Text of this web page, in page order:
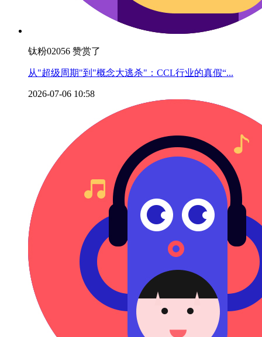
钛粉02056 赞赏了
从"超级周期"到"概念大逃杀"：CCL行业的真假“...
2026-07-06 10:58